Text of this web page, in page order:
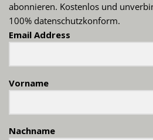
abonnieren. Kostenlos und
100% datenschutzkonform.
Email Address
Vorname
Nachname